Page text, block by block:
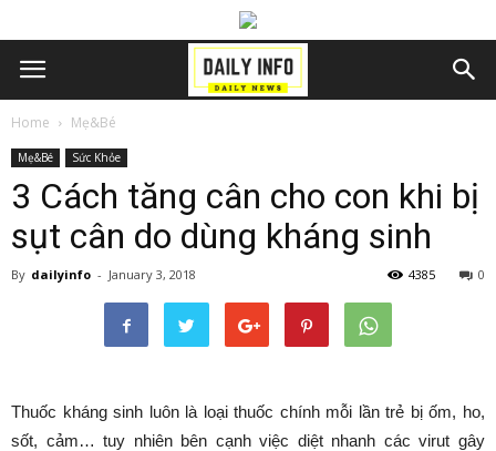
Home Mẹ&Bé
Mẹ&Bé Sức Khỏe
3 Cách tăng cân cho con khi bị
sụt cân do dùng kháng sinh
By dailyinfo - January 3, 2018 0
4385
Thuốc kháng sinh luôn là loại thuốc chính mỗi lần trẻ bị ốm, ho,
sốt, cảm… tuy nhiên bên cạnh việc diệt nhanh các virut gây